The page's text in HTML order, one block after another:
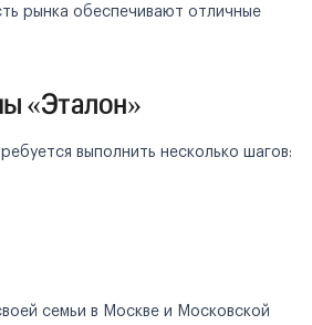
рынка обеспечивают отличные
«Эталон»
выполнить несколько шагов:
семьи в Москве и Московской